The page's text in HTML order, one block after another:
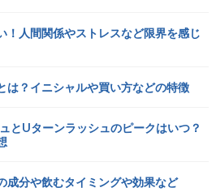
！人間関係やストレスなど限界を感じ
は？イニシャルや買い方などの特徴
とUターンラッシュのピークはいつ？
成分や飲むタイミングや効果など